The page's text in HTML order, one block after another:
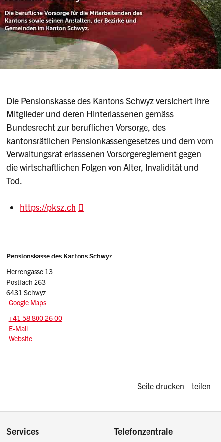
Die Pensionskasse des Kantons Schwyz versichert ihre
Mitglieder und deren Hinterlassenen gemäss
Bundesrecht zur beruflichen Vorsorge, des
kantonsrätlichen Pensionkassengesetzes und dem vom
Verwaltungsrat erlassenen Vorsorgereglement gegen
die wirtschaftlichen Folgen von Alter, Invalidität und
Tod.
https://pksz.ch
Sidebar
Adresse
Pensionskasse des Kantons Schwyz
Herrengasse 13
Postfach 263
6431 Schwyz
Google Maps
Tel.:
+41 58 800 26 00
E-Mail: info
E-Mail
Website
Diese Seite
Seite drucken teilen
Services Telefonzentrale